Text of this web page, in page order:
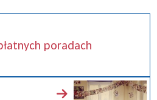
poradach